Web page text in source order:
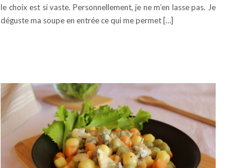
le choix est si vaste. Personnellement, je ne m’en lasse pas. Je
déguste ma soupe en entrée ce qui me permet […]